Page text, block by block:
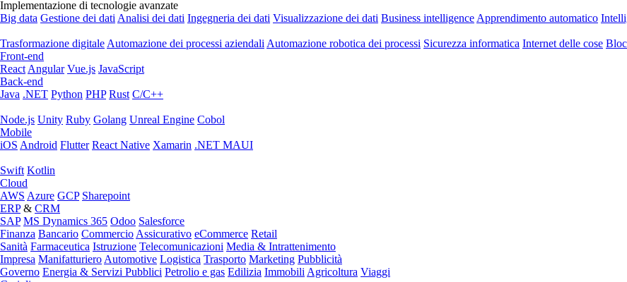
Implementazione di tecnologie avanzate
Big data Gestione dei dati Analisi dei dati Ingegneria dei dati Visualizzazione dei dati Business intelligence Apprendimento automatico
Trasformazione digitale Automazione dei processi aziendali Automazione robotica dei processi Sicurezza informatica Internet delle cose
Front-end
React Angular Vue.js JavaScript
Back-end
Java .NET Python PHP Rust C/C++
Node.js Unity Ruby Golang Unreal Engine Cobol
Mobile
iOS Android Flutter React Native Xamarin .NET MAUI
Swift Kotlin
Cloud
AWS Azure GCP Sharepoint
ERP& CRM
SAP MS Dynamics 365 Odoo Salesforce
Finanza Bancario Commercio Assicurativo eCommerce Retail
Sanità Farmaceutica Istruzione Telecomunicazioni Media & Intrattenimento
Impresa Manifatturiero Automotive Logistica Trasporto Marketing Pubblicità
Governo Energia & Servizi Pubblici Petrolio e gas Edilizia Immobili Agricoltura Viaggi